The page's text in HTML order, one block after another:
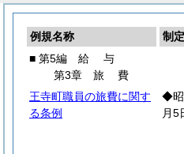
例規名称 制
■ 第5編 給 与
第3章 旅費
王寺町職員の旅費に関す
る条例
◆昭
月5